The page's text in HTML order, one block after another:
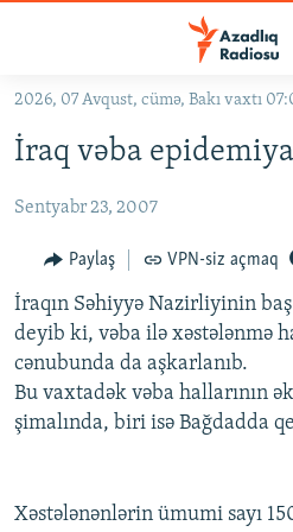
Əsas
qayıt
naviqasiyaya
Axtarışa
keç
#İZAHLA
KORRUPSIOMETR
#ƏSLINDƏ
FƏRQƏ BAX
QANUNI DOĞRU
ARAŞDIRMA
MULTIMEDIA
FOTOQALEREYA
OXU ZALI
HAQQIMIZDA
2026, 07 Avqust, cümə, Bakı vaxtı
İraq vəba
Sentyabr 23, 2007
Paylaş VPN-siz açmaq
İraqın Səhiyyə Nazirliyinin
deyib ki, vəba ilə xəstələnmə
cənubunda da aşkarlanıb.
Bu vaxtadək vəba hallarının
şimalında, biri isə Bağdadda
Xəstələnənlərin ümumi sayı